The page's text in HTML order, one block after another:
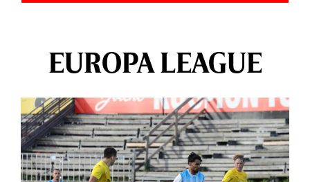
EUROPA LEAGUE